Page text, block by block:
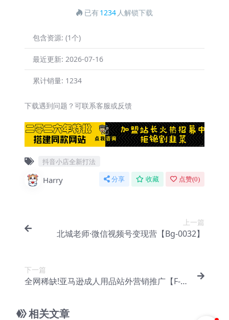
已有1234 人解锁下载
包含资源: (1个)
最近更新: 2026-07-16
累计销量: 1234
下载遇到问题？可联系客服或反馈
抖音小店全新打法
Harry 分享 收藏 点赞(0)
上一篇
北城老师·微信视频号变现营【Bg-0032】
下一篇
全网稀缺!亚马逊成人用品站外营销推广【F-0
相关文章